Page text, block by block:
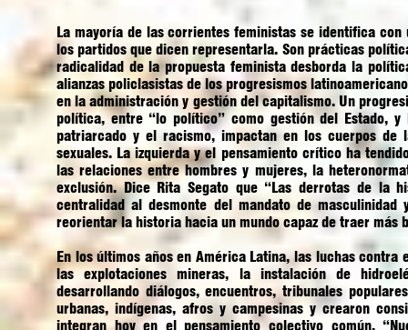
La mayoría de las corrientes feministas se identifica
los partidos que dicen representarla. Son prácticas
radicalidad de la propuesta feminista desborda la
alianzas policlasistas de los progresismos
en la administración y gestión del capitalismo. Un
política, entre “lo político” como gestión del Estado,
patriarcado y el racismo, impactan en los cuerpos de
sexuales. La izquierda y el pensamiento crítico ha
las relaciones entre hombres y mujeres, la
exclusión. Dice Rita Segato que “Las derrotas de la
centralidad al desmonte del mandato de
reorientar la historia hacia un mundo capaz de traer más
En los últimos años en América Latina, las luchas
las explotaciones mineras, la instalación de
desarrollando diálogos, encuentros, tribunales
urbanas, indígenas, afros y campesinas y crearon
integran hoy en el pensamiento colectivo común.